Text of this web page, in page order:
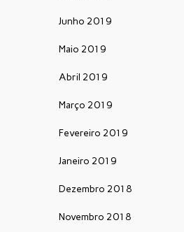
Junho 2019
Maio 2019
Abril 2019
Março 2019
Fevereiro 2019
Janeiro 2019
Dezembro 2018
Novembro 2018